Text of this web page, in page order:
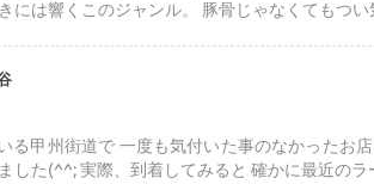
には響くこのジャンル。 豚骨じゃなくてもつ
る甲州街道で 一度も気付いた事のなかったお
した(^^; 実際、到着してみると 確かに最近の